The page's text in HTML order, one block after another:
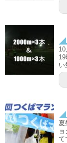
い
夏
て